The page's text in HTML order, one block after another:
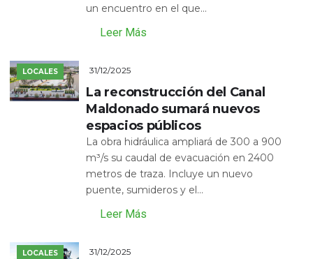
un encuentro en el que...
Leer Más
LOCALES 31/12/2025
La reconstrucción del Canal
Maldonado sumará nuevos
espacios públicos
La obra hidráulica ampliará de 300 a 900
m³/s su caudal de evacuación en 2400
metros de traza. Incluye un nuevo
puente, sumideros y el...
Leer Más
LOCALES 31/12/2025